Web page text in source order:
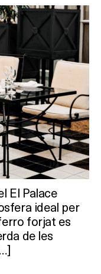
El Palace
ideal per
forjat es
de les